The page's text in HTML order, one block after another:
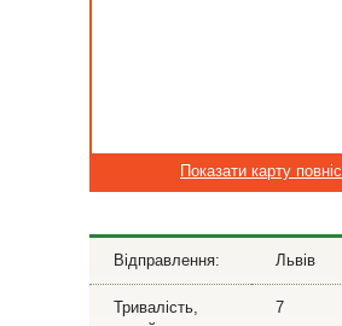
Показати карту
Відправлення: Львів
Тривалість,
7